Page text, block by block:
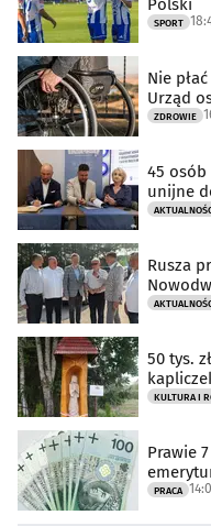
Polski
SPORT
Nie
Urząd
ZDROWIE
45 osób
unijne
Rusza
50 tys.
Prawie
PRACA